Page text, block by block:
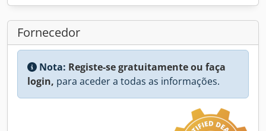
Fornecedor
Nota: Registe-se gratuitamente ou faça
login, para aceder a todas as informações.